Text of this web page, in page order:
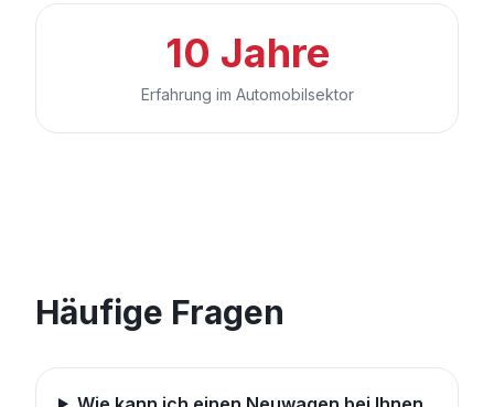
10 Jahre
Erfahrung im Automobilsektor
Häufige Fragen